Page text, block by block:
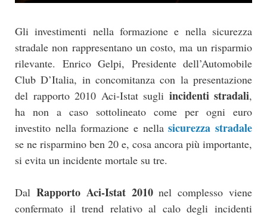
Gli investimenti nella formazione e nella sicurezza
stradale non rappresentano un costo, ma un risparmio
rilevante. Enrico Gelpi, Presidente dell’Automobile
Club D’Italia, in concomitanza con la presentazione
del rapporto 2010 Aci-Istat sugli incidenti stradali,
ha non a caso sottolineato come per ogni euro
investito nella formazione e nellasicurezza stradale
se ne risparmino ben 20 e, cosa ancora più importante,
si evita un incidente mortale su tre.
Dal Rapporto Aci-Istat 2010nel complesso viene
confermato il trend relativo al calo degli incidenti